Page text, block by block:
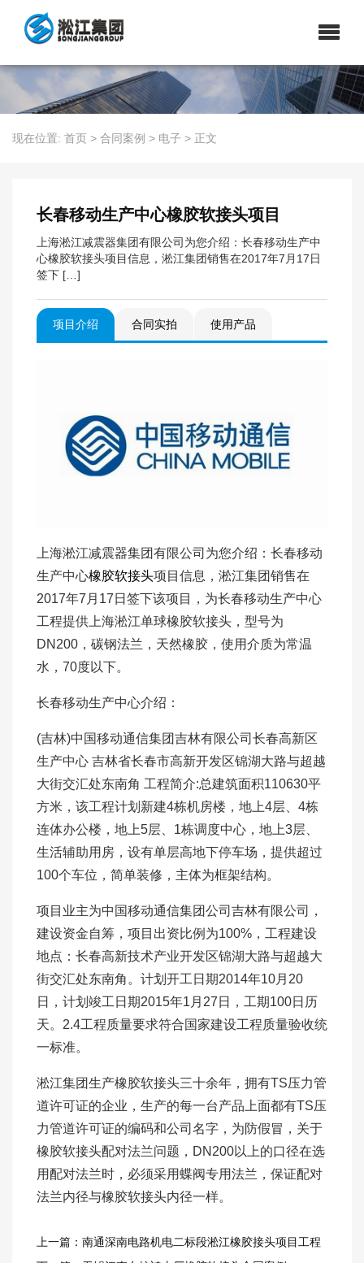
现在位置: 首页 > 合同案例 > 电子 > 正文
长春移动生产中心橡胶软接头项目
上海淞江减震器集团有限公司为您介绍：长春移动生产中
心橡胶软接头项目信息，淞江集团销售在2017年7月17日
签下 […]
项目介绍 合同实拍 使用产品
上海淞江减震器集团有限公司为您介绍：长春移动
生产中心橡胶软接头项目信息，淞江集团销售在
2017年7月17日签下该项目，为长春移动生产中心
工程提供上海淞江单球橡胶软接头，型号为
DN200，碳钢法兰，天然橡胶，使用介质为常温
水，70度以下。
长春移动生产中心介绍：
(吉林)中国移动通信集团吉林有限公司长春高新区
生产中心 吉林省长春市高新开发区锦湖大路与超越
大街交汇处东南角 工程简介:总建筑面积110630平
方米，该工程计划新建4栋机房楼，地上4层、4栋
连体办公楼，地上5层、1栋调度中心，地上3层、
生活辅助用房，设有单层高地下停车场，提供超过
100个车位，简单装修，主体为框架结构。
项目业主为中国移动通信集团公司吉林有限公司，
建设资金自筹，项目出资比例为100%，工程建设
地点：长春高新技术产业开发区锦湖大路与超越大
街交汇处东南角。计划开工日期2014年10月20
日，计划竣工日期2015年1月27日，工期100日历
天。2.4工程质量要求符合国家建设工程质量验收统
一标准。
淞江集团生产橡胶软接头三十余年，拥有TS压力管
道许可证的企业，生产的每一台产品上面都有TS压
力管道许可证的编码和公司名字，为防假冒，关于
橡胶软接头配对法兰问题，DN200以上的口径在选
用配对法兰时，必须采用蝶阀专用法兰，保证配对
法兰内径与橡胶软接头内径一样。
上一篇：南通深南电路机电二标段淞江橡胶接头项目工程